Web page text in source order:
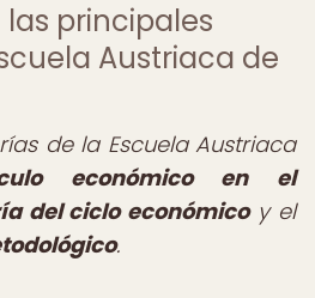
las principales
Austriaca de
de la Escuela Austriaca
económico en el
del ciclo económicoy el
.